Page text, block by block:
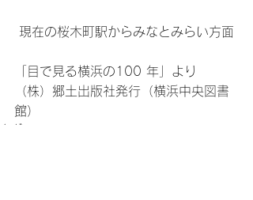
現在の桜木町駅からみなとみらい方面
「目で見る横浜の100 年」より
（株）郷土出版社発行（横浜中央図書
館）